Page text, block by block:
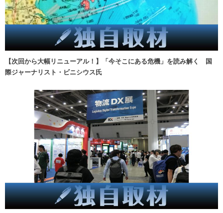
【次回から大幅リニューアル！】「今そこにある危機」を読み解く 国
際ジャーナリスト・ビニシウス氏